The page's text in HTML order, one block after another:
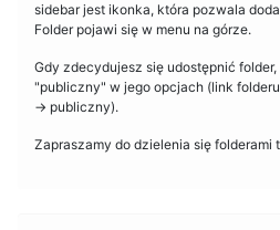
sidebar jest ikonka, która pozwala
Folder pojawi się w menu na górze.
Gdy zdecydujesz się udostępnić
"publiczny" w jego opcjach (link
-> publiczny).
Zapraszamy do dzielenia się folderami